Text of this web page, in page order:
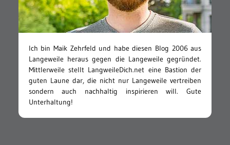
Ich bin Maik Zehrfeld und habe diesen Blog 2006 aus
Langeweile heraus gegen die Langeweile gegründet.
Mittlerweile stellt LangweileDich.net eine Bastion der
guten Laune dar, die nicht nur Langeweile vertreiben
sondern auch nachhaltig inspirieren will. Gute
Unterhaltung!